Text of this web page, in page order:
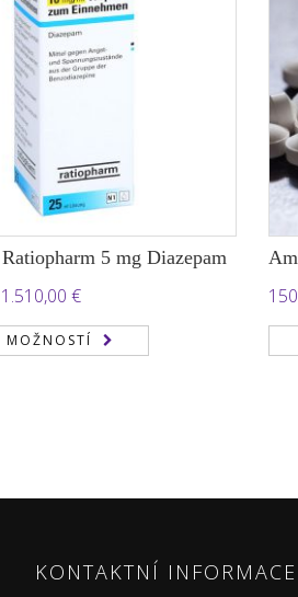
5 mg Diazepam
1.510,00 €Rozpětí
cen:
150,00 €
MOŽNOSTÍ
KONTAKTNÍ INFORMACE